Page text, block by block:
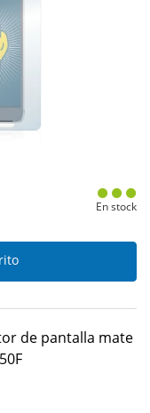
En stock
de pantalla mate